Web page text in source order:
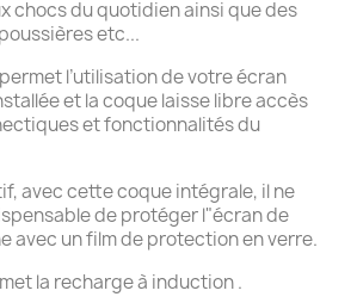
chocs du quotidien ainsi que des
etc...
l’utilisation de votre écran
et la coque laisse libre accès
et fonctionnalités du
avec cette coque intégrale, il ne
de protéger l"écran de
avec un film de protection en verre.
la recharge à induction .